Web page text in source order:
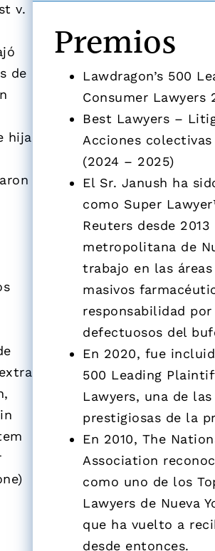
v.
de
hija
Premios
Lawdragon’s 500
Consumer Lawyers
Best Lawyers –
Acciones
(2024 – 2025)
El Sr. Janush ha
como Super
Reuters desde
metropolitana de
trabajo en las
masivos
responsabilidad
defectuosos del
En 2020, fue
500 Leading
Lawyers, una de
prestigiosas de la
En 2010, The
Association
como uno de los
Lawyers de Nueva
que ha vuelto a
desde entonces.